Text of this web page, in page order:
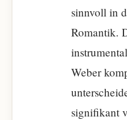
sinnvoll in
Romantik.
Weber
signifikant